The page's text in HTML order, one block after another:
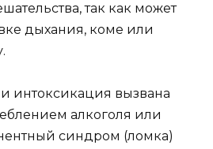
так как может
дыхания, коме или
интоксикация вызвана
алкоголя или
синдром (ломка)